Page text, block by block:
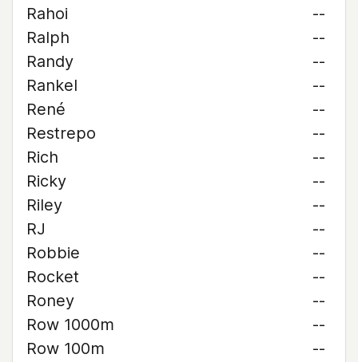
Rahoi
--
Ralph
--
Randy
--
Rankel
--
René
--
Restrepo
--
Rich
--
Ricky
--
Riley
--
RJ
--
Robbie
--
Rocket
--
Roney
--
Row 1000m
--
Row 100m
--